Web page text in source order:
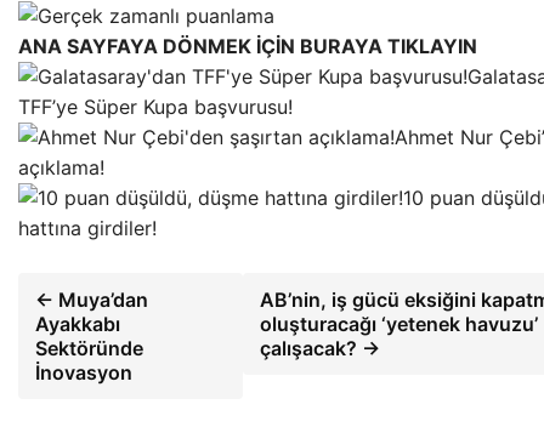
ANA SAYFAYA DÖNMEK İÇİN BURAYA TIKLAYIN
TFF’ye Süper Kupa başvurusu!
Ahmet Nur
açıklama!
10 puan
hattına girdiler!
← Muya’dan
Ayakkabı
Sektöründe
İnovasyon
AB’nin, iş gücü eksiğini
oluşturacağı ‘yetenek havuzu’
çalışacak? →